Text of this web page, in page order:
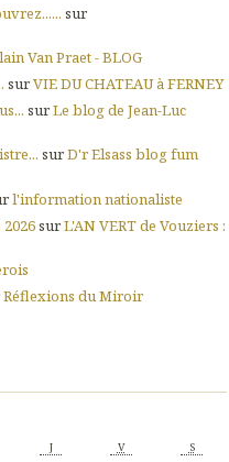
sur
Van Praet - BLOG
surVIE DU CHATEAU à FERNEY
surLe blog de Jean-Luc
surD'r Elsass blog fum
l'information nationaliste
surL'AN VERT de Vouziers :
Réflexions du Miroir
J V S